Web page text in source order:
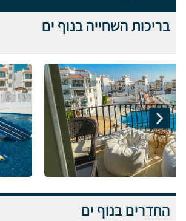
בריכות השחייה בנוף ים
החדרים בנוף ים